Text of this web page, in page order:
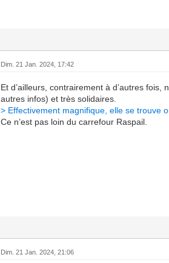
Dim. 21 Jan. 2024, 17:42
Et d’ailleurs, contrairement à d’autres
autres infos) et très solidaires.
> Effectivement magnifique, elle se trouve
Ce n’est pas loin du carrefour Raspail.
Dim. 21 Jan. 2024, 21:06